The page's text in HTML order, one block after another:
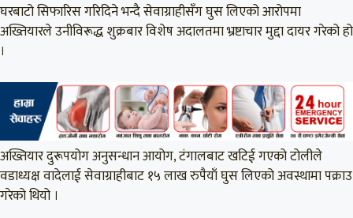
घरबाटो सिफारिस गरिदिने भन्‍दै सेवाग्राहीसँग घुस लिएको आरोपमा
अख्तियारले उनीविरूद्ध शुक्रबार विशेष अदालतमा भ्रष्टाचार मुद्दा दायर गरेको हो
।
अख्तियार दुरूपयोग अनुसन्धान आयोग, टंगालबाट खटिई गएको टोलीले
वडाध्यक्ष वादेलाई सेवाग्राहीबाट १५ लाख रुपैयाँ घुस लिएको अवस्थामा पक्राउ
गरेको थियो ।